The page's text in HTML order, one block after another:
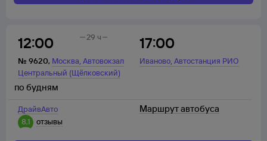
12:00
№ 9620, Москва,Автовокзал
Центральный (Щёлковский)
17:00
Иваново,Автостанция РИО
29 ч
ДрайвАвто
8,1
отзывы
по будням
Маршрут автобуса